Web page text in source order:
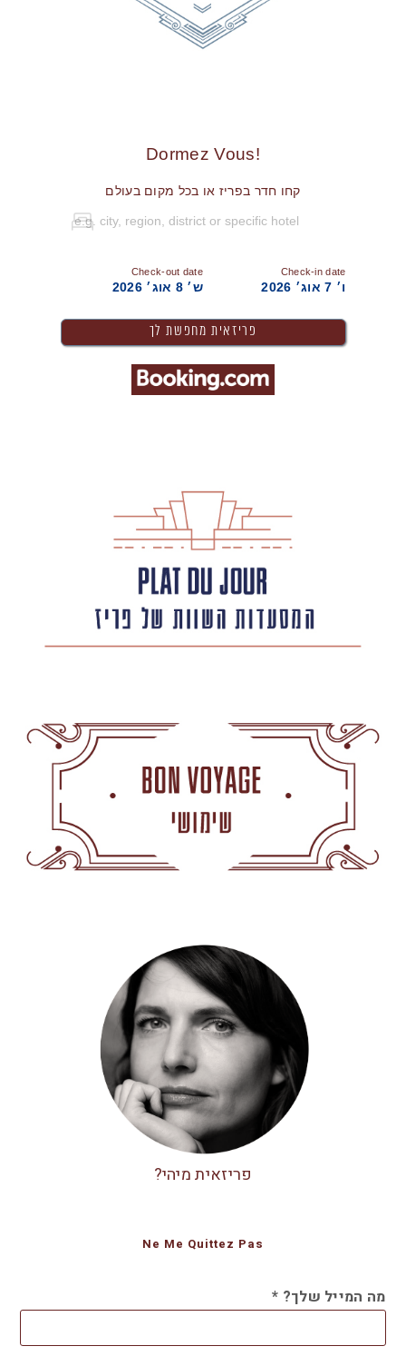
!Dormez Vous
קחו חדר בפריז או בכל מקום בעולם
Check-in date
ו׳ 7 אוג׳ 2026
Check-out date
ש׳ 8 אוג׳ 2026
פריזאית מיהי?
Ne Me Quittez Pas
מה המייל שלך? *